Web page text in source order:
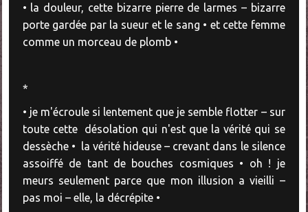
• la douleur, cette bizarre pierre de larmes – bizarre
porte gardée par la sueur et le sang • et cette femme
comme un morceau de plomb •
*
• je m'écroule si lentement que je semble flotter – sur
toute cette désolation qui n'est que la vérité qui se
dessèche • la vérité hideuse – crevant dans le silence
assoiffé de tant de bouches cosmiques • oh ! je
meurs seulement parce que mon illusion a vieilli –
pas moi – elle, la décrépite •